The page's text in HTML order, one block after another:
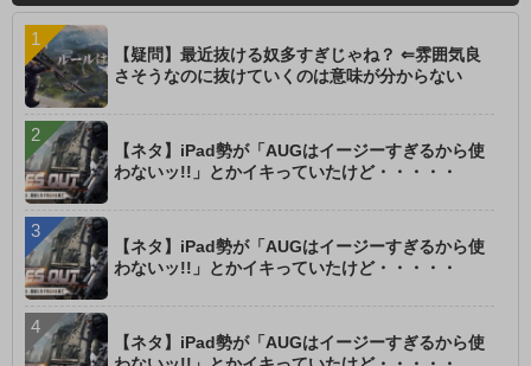
【疑問】最近抜ける奴多すぎじゃね？ ⇐雰囲気良
さそうなのに抜けていくのは意味が分からない
【ネタ】iPad勢が「AUGはイージーすぎるから使
わないッ!!」とかイキっていたけど・・・・・
【ネタ】iPad勢が「AUGはイージーすぎるから使
わないッ!!」とかイキっていたけど・・・・・
【ネタ】iPad勢が「AUGはイージーすぎるから使